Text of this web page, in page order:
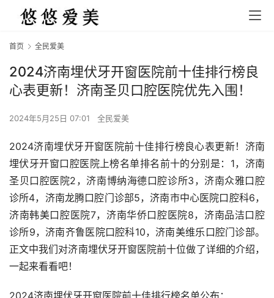
首页 全民爱美
2024济南埋伏牙开窗医院前十佳排行榜良
心表更新！济南圣贝口腔医院优先入围！
2024年5月25日 07:01 全民爱美
2024济南埋伏牙开窗医院前十佳排行榜良心表更新！济南
埋伏牙开窗口腔医院上榜名单排名前十的分别是：1，济南
圣贝口腔医院2，济南博纳海德口腔诊所3，济南众雅口腔
诊所4，济南龙腾口腔门诊部5，济南市中心医院口腔科6，
济南韩美口腔医院7，济南华侨口腔医院8，济南品洁口腔
诊所9，济南齐鲁医院口腔科10，济南美维乐口腔门诊部。
正文中我们对济南埋伏牙开窗医院前十位做了详细的介绍，
一起来看看吧！